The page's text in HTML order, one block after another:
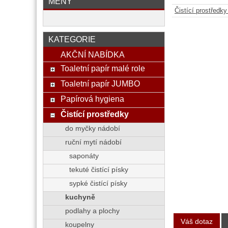
Čistící prostředky
Váš dotaz
KATEGORIE
AKČNÍ NABÍDKA
Toaletní papír malé role
Toaletní papír JUMBO
Papírová hygiena
Čistící prostředky
do myčky nádobí
ruční mytí nádobí
saponáty
tekuté čistící písky
sypké čistící písky
kuchyně
podlahy a plochy
koupelny